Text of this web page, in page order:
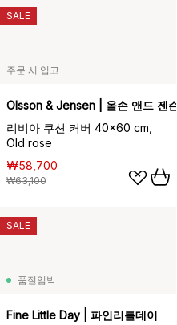
주문 시 입고
Olsson & Jensen | 올손 앤드 젠슨
리비아 쿠션 커버 40x60 cm,
Old rose
₩58,700
₩63,100
SALE
품절임박
Fine Little Day | 파인리틀데이
SALE